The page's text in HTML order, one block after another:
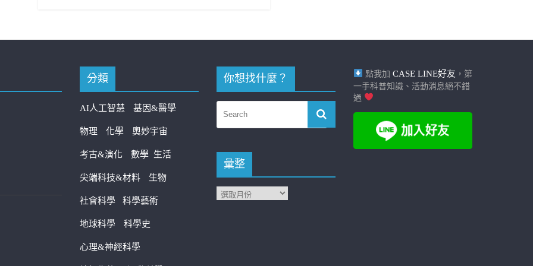
分類
AI人工智慧 基因&醫學
物理 化學 奧妙宇宙
考古&演化 數學 生活
尖端科技&材料 生物
社會科學 科學藝術
地球科學 科學史
心理&神經科學
你想找什麼？
彙整
點我加 CASE LINE好友 ，第
一手科普知識、活動消息絕不錯
過